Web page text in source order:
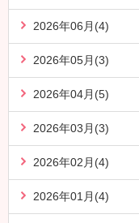
2026年06月(4)
2026年05月(3)
2026年04月(5)
2026年03月(3)
2026年02月(4)
2026年01月(4)